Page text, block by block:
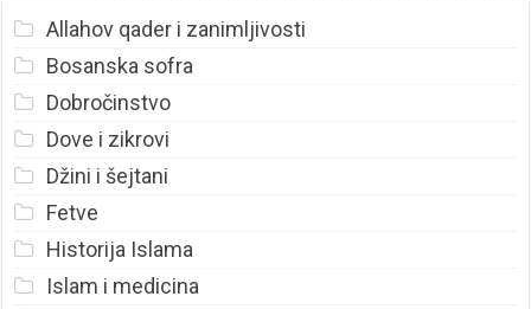
Allahov qader i zanimljivosti
Bosanska sofra
Dobročinstvo
Dove i zikrovi
Džini i šejtani
Fetve
Historija Islama
Islam i medicina